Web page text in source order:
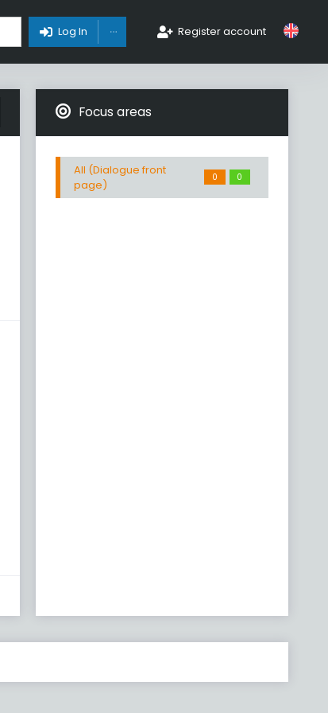
Log In Toggle DropdownRegister account
Focus areas
All (Dialogue front
page)
0 0